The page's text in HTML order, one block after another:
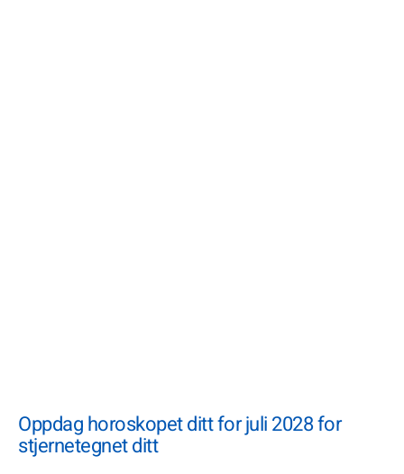
Oppdag horoskopet ditt for juli 2028 for
stjernetegnet ditt